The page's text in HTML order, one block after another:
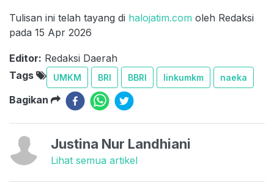
Tulisan ini telah tayang di halojatim.com oleh Redaksi
pada 15 Apr 2026
Editor: Redaksi Daerah
Tags
UMKM BRI BBRI linkumkm naeka
Bagikan
Justina Nur Landhiani
Lihat semua artikel